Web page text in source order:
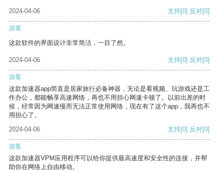
2024-04-06 支持[0] 反对[0]
游客
这款软件的界面设计非常简洁，一目了然。
2024-04-06 支持[0] 反对[0]
游客
这款加速器app简直是居家旅行必备神器，无论是看视频、玩游戏还是工
作办公，都能畅享高速网络，再也不用担心网速卡顿了。以前出差的时
候，经常因为网速慢而无法正常使用网络，现在有了这个app，我再也不
用担心了。
2024-04-06
支持[0] 反对[0]
游客
这款加速器VPM应用程序可以给你提供最高速度和安全性的连接，并帮
助你在网络上自由移动。